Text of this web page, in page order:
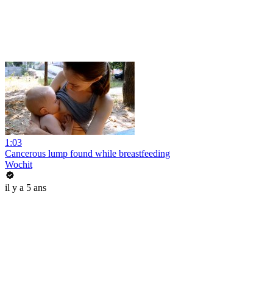
1:03
Cancerous lump found while breastfeeding
Wochit
il y a 5 ans